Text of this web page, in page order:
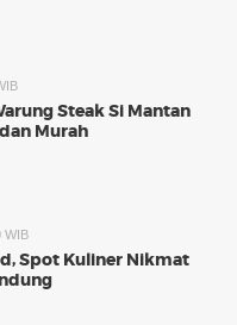
Steak Si Mantan
Murah
WIB
Spot Kuliner Nikmat